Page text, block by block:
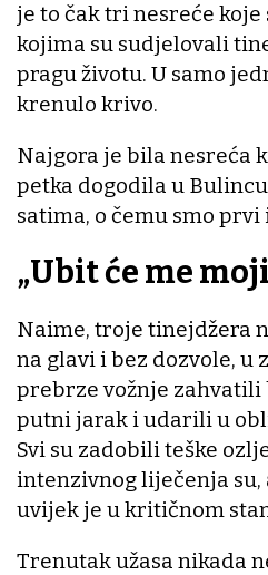
je to čak tri nesreće koje
kojima su sudjelovali
pragu životu. U samo
krenulo krivo.
Najgora je bila nesreća
petka dogodila u
satima, o čemu smo
„Ubit će me
Naime, troje tinejdžera
na glavi i bez dozvole, u
prebrze vožnje
putni jarak i udarili u
Svi su zadobili teške
intenzivnog liječenja su,
uvijek je u kritičnom
Trenutak užasa nikada